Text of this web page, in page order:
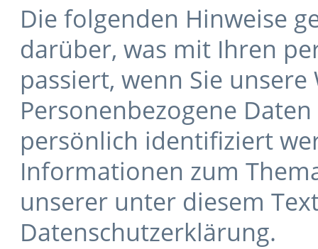
Die folgenden Hinweise
darüber, was mit Ihren
passiert, wenn Sie
Personenbezogene
persönlich identifiziert
Informationen zum
unserer unter diesem
Datenschutzerklärung.